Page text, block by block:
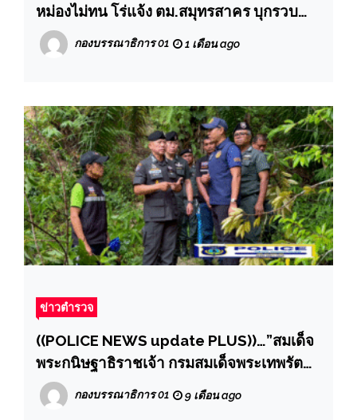
หม่องไม่ทน โร่แจ้ง ตม.สมุทรสาคร บุกรวบ
แฟนหนุ่มค้ายาและเล่นยาจนหลอน
กองบรรณาธิการ 01 1 เดือน ago
ข่าวตำรวจ
((POLICE NEWS update PLUS))…”สมเด็จ
พระกนิษฐาธิราชเจ้า กรมสมเด็จพระเทพรัตน
ราชสุดาฯ พระราชทานพวงมาลา ครอบครัว
นักเรียนโรงเรียน ตชด. เสียชีวิตจากเหตุดิน
กองบรรณาธิการ 01 9 เดือน ago